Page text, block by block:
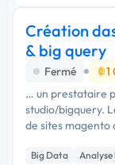
Création
& big query
Fermé 1
… un prestataire pour créer un système de reporting looker
studio/bigquery.
de sites
Si possible
travaux …
Big Data